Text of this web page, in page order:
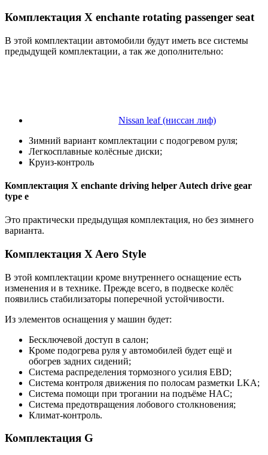
Комплектация X enchante rotating passenger seat
В этой комплектации автомобили будут иметь все системы
предыдущей комплектации, а так же дополнительно:
Nissan leaf (ниссан лиф)
Зимний вариант комплектации с подогревом руля;
Легкосплавные колёсные диски;
Круиз-контроль
Комплектация X enchante driving helper Autech drive gear
type e
Это практически предыдущая комплектация, но без зимнего
варианта.
Комплектация X Aero Style
В этой комплектации кроме внутреннего оснащение есть
изменения и в технике. Прежде всего, в подвеске колёс
появились стабилизаторы поперечной устойчивости.
Из элементов оснащения у машин будет:
Бесключевой доступ в салон;
Кроме подогрева руля у автомобилей будет ещё и
обогрев задних сидений;
Система распределения тормозного усилия EBD;
Система контроля движения по полосам разметки LKA;
Система помощи при трогании на подъёме HAC;
Система предотвращения лобового столкновения;
Климат-контроль.
Комплектация G